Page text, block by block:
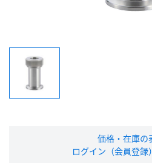
価格・在庫の
ログイン（会員登録
※新規会員登録をお申し込み頂いてから本登